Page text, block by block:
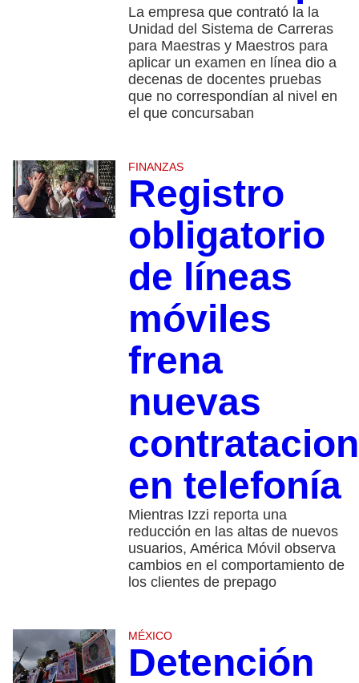
La empresa que contrató la la
Unidad del Sistema de Carreras
para Maestras y Maestros para
aplicar un examen en línea dio a
decenas de docentes pruebas
que no correspondían al nivel en
el que concursaban
FINANZAS
Registro
obligatorio
de líneas
móviles
frena
nuevas
en telefonía
Mientras Izzi reporta una
reducción en las altas de nuevos
usuarios, América Móvil observa
cambios en el comportamiento de
los clientes de prepago
MÉXICO
Detención